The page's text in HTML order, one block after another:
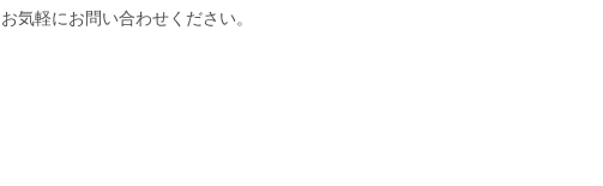
お気軽にお問い合わせください。